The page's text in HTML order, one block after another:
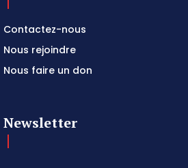
Contactez-nous
Nous rejoindre
Nous faire un don
Newsletter